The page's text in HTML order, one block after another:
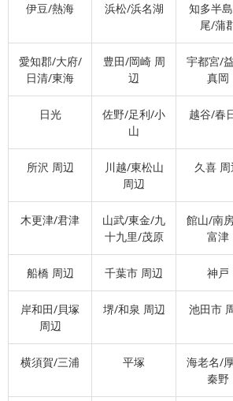
伊豆/熱海 浜松/浜名湖
知多半
尾/蒲
愛知郡/大府/
日清/東海
豊田/岡崎 周
辺
宇都宮/
真岡
日光
佐野/足利/小
山
越谷/春
所沢 周辺
川越/東松山
周辺
久喜 周
木更津/君津
山武/東金/九
十九里/茂原
館山/南
富津
船橋 周辺 千葉市 周辺 神戸
岸和田/貝塚
周辺
堺/和泉 周辺 池田市
横須賀/三浦 平塚
海老名/
秦野